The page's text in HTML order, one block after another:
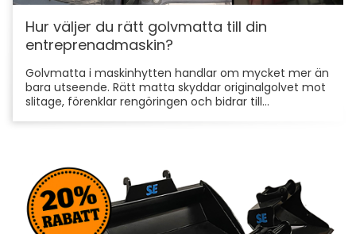
Hur väljer du rätt golvmatta till din
entreprenadmaskin?
Golvmatta i maskinhytten handlar om mycket mer än
bara utseende. Rätt matta skyddar originalgolvet mot
slitage, förenklar rengöringen och bidrar till...